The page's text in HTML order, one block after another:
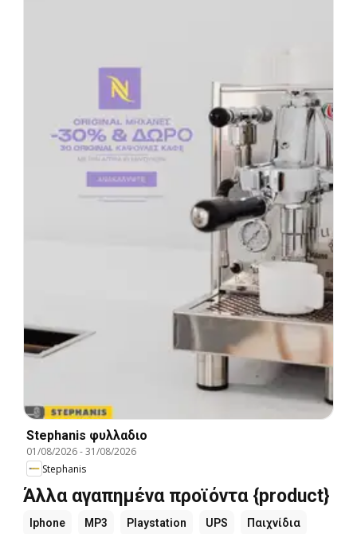
Stephanis φυλλαδιο
01/08/2026-31/08/2026
Stephanis
Άλλα αγαπημένα προϊόντα {product}
Iphone MP3 Playstation UPS Παιχνίδια